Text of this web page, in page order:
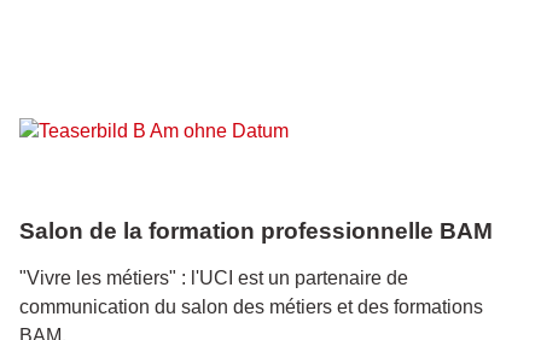
Salon de la formation professionnelle BAM
"Vivre les métiers" : l'UCI est un partenaire de
communication du salon des métiers et des formations